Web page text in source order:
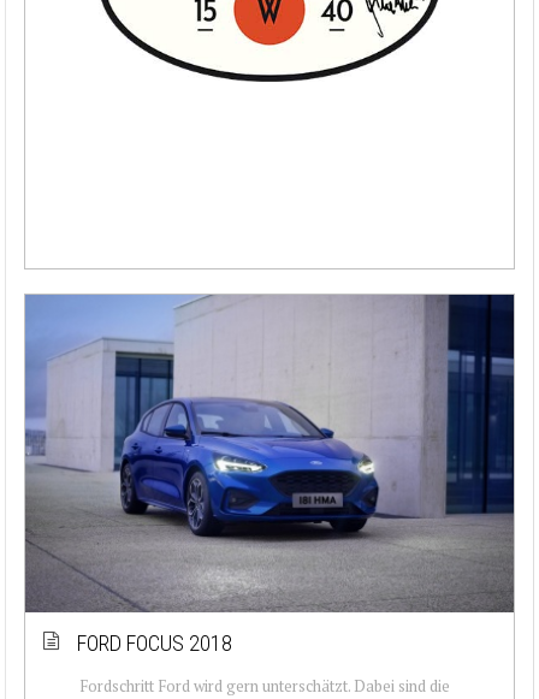
FORD FOCUS 2018
Fordschritt Ford wird gern unterschätzt. Dabei sind die